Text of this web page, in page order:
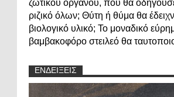
ζωτικού οργάνου, πού θα οδηγούσε
ριζικό όλων; Θύτη ή θύμα θα
βιολογικό υλικό; Το μοναδικό
βαμβακοφόρο στειλεό θα
ΕΝΔΕΙΞΕΙΣ